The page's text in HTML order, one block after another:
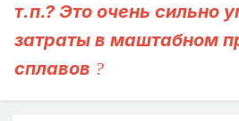
т.п.? Это очень сильно
затраты в маштабном
сплавов ?